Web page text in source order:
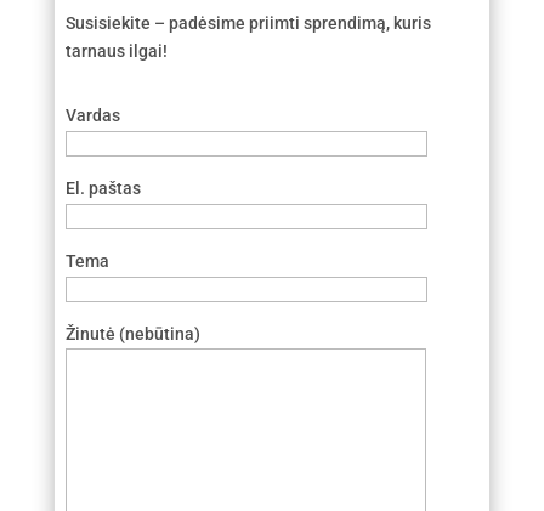
Susisiekite – padėsime priimti sprendimą, kuris
tarnaus ilgai!
Vardas
El. paštas
Tema
Žinutė (nebūtina)